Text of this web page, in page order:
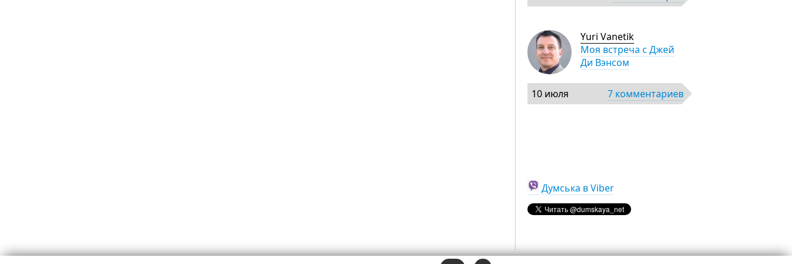
Yuri Vanetik
Моя встреча с Джей
Ди Вэнсом
10 июля 7 комментариев
Думська в Viber